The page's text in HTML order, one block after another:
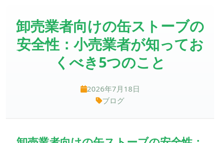
卸売業者向けの缶ストーブの
安全性：小売業者が知ってお
くべき5つのこと
2026年7月18日
ブログ